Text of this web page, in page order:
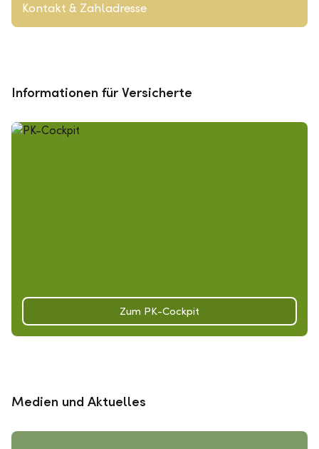
Kontakt & Zahladresse
Informationen für Versicherte
Zum PK-Cockpit
Medien und Aktuelles